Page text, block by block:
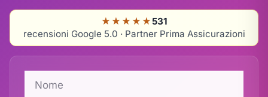
★★★★★531
recensioni Google 5.0 · Partner Prima Assicurazioni